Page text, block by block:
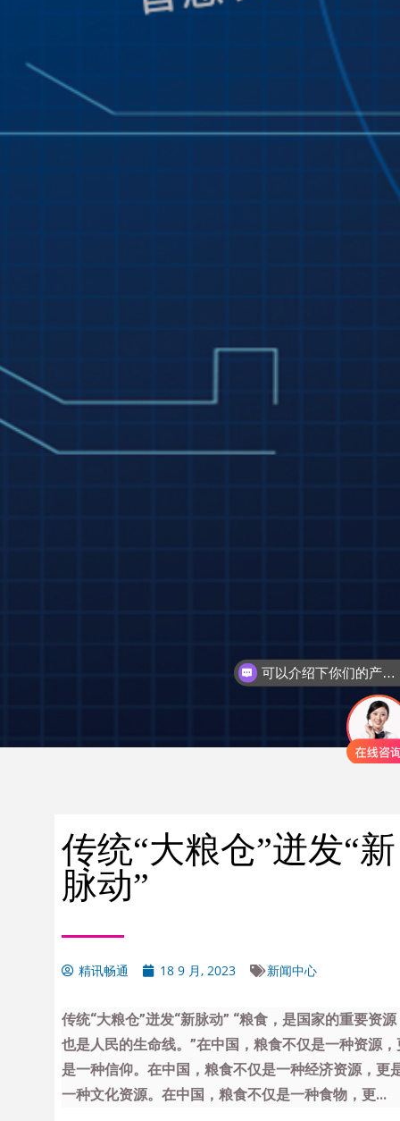
传统“大粮仓”迸发“新
脉动”
精讯畅通 18 9 月, 2023 新闻中心
传统“大粮仓”迸发“新脉动” “粮食，是国家的重要资源
也是人民的生命线。”在中国，粮食不仅是一种资源，
是一种信仰。在中国，粮食不仅是一种经济资源，更
一种文化资源。在中国，粮食不仅是一种食物，更...
可以介绍下你们的产品么